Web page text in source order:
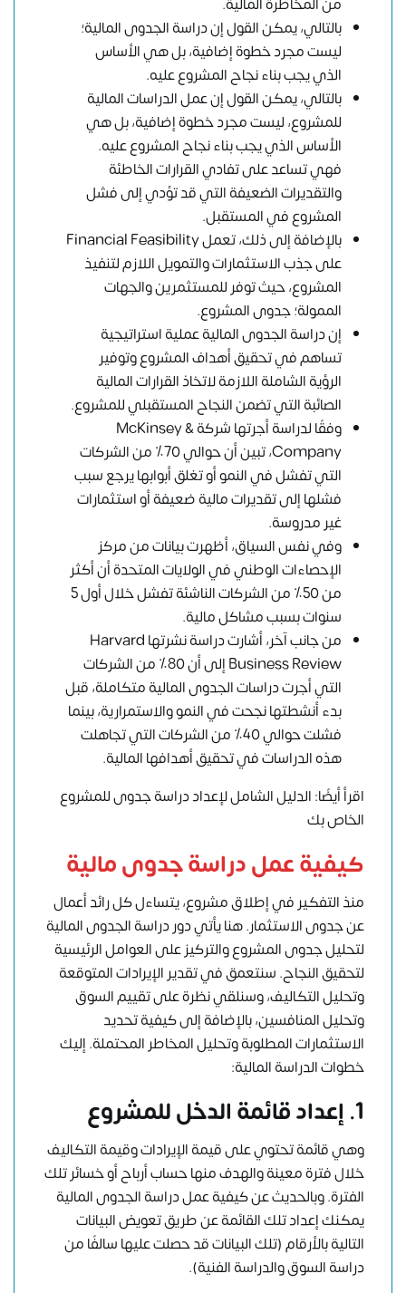
من المخاطرة المالية.
بالتالي، يمكن القول إن دراسة الجدوى المالية؛
ليست مجرد خطوة إضافية، بل هي الأساس
الذي يجب بناء نجاح المشروع عليه.
بالتالي، يمكن القول إن عمل الدراسات المالية
للمشروع، ليست مجرد خطوة إضافية، بل هي
الأساس الذي يجب بناء نجاح المشروع عليه.
فهي تساعد على تفادي القرارات الخاطئة
والتقديرات الضعيفة التي قد تؤدي إلى فشل
المشروع في المستقبل.
بالإضافة إلى ذلك، تعمل Financial Feasibility
على جذب الاستثمارات والتمويل اللازم لتنفيذ
المشروع، حيث توفر للمستثمرين والجهات
الممولة؛ جدوى المشروع.
إن دراسة الجدوى المالية عملية استراتيجية
تساهم في تحقيق أهداف المشروع وتوفير
الرؤية الشاملة اللازمة لاتخاذ القرارات المالية
الصائبة التي تضمن النجاح المستقبلي للمشروع.
وفقًا لدراسة أجرتها شركة McKinsey &
Company، تبين أن حوالي 70٪ من الشركات
التي تفشل في النمو أو تغلق أبوابها يرجع سبب
فشلها إلى تقديرات مالية ضعيفة أو استثمارات
غير مدروسة.
وفي نفس السياق، أظهرت بيانات من مركز
الإحصاءات الوطني في الولايات المتحدة أن أكثر
من 50٪ من الشركات الناشئة تفشل خلال أول 5
سنوات بسبب مشاكل مالية.
من جانب آخر، أشارت دراسة نشرتها Harvard
Business Review إلى أن 80٪ من الشركات
التي أجرت دراسات الجدوى المالية متكاملة، قبل
بدء أنشطتها نجحت في النمو والاستمرارية، بينما
فشلت حوالي 40٪ من الشركات التي تجاهلت
هذه الدراسات في تحقيق أهدافها المالية.
اقرأ أيضًا: الدليل الشامل لإعداد دراسة جدوى للمشروع
الخاص بك
كيفية عمل دراسة جدوى مالية
منذ التفكير في إطلاق مشروع، يتساءل كلرائد أعمال
عن جدوى الاستثمار. هنا يأتي دور دراسة الجدوى المالية
لتحليلجدوى المشروعوالتركيز على العوامل الرئيسية
لتحقيق النجاح. سنتعمق في تقدير الإيرادات المتوقعة
وتحليل التكاليف، وسنلقي نظرة على تقييم السوق
وتحليل المنافسين، بالإضافة إلى كيفية تحديد
الاستثمارات المطلوبة وتحليل المخاطر المحتملة. إليك
خطوات الدراسة المالية:
1. إعداد قائمة الدخل للمشروع
وهي قائمة تحتوي على قيمة الإيرادات وقيمة التكاليف
خلال فترة معينة والهدف منها حساب أرباح أو خسائر تلك
الفترة. وبالحديث عن كيفية عمل دراسة الجدوى المالية
يمكنك إعداد تلك القائمة عن طريق تعويض البيانات
التالية بالأرقام (تلك البيانات قد حصلت عليها سالفًا من
دراسة السوق والدراسة الفنية).